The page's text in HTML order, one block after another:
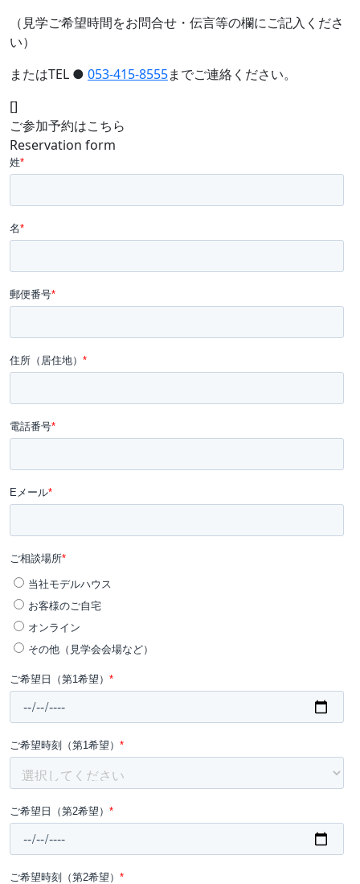
（見学ご希望時間をお問合せ・伝言等の欄にご記入くださ
い）
またはTEL ● 053-415-8555までご連絡ください。
[]
ご参加予約はこちら
Reservation form